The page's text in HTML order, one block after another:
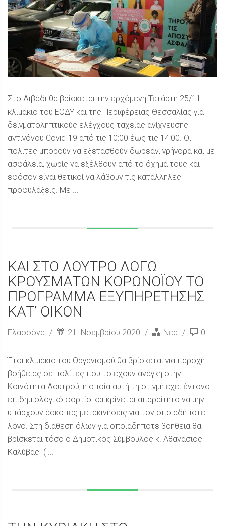
Στο Λιβάδι θα βρίσκεται την ερχόμενη Τετάρτη 25/11
κλιμάκιο του ΕΟΔΥ και της Περιφέρειας Θεσσαλίας για
δειγματοληπτικούς ελέγχους ταχείας ανίχνευσης
αντιγόνου Covid-19 από τις 10:00 έως τις 14:00. Οι
πολίτες μπορούν να εξετασθούν δωρεάν, γρήγορα και με
ασφάλεια, χωρίς να εξέλθουν από το όχημά τους και
εφόσον είναι θετικοί να λάβουν τις κατάλληλες
προφυλάξεις. Με ...
ΚΑΙ ΣΤΟ ΛΟΥΤΡΟ ΛΟΓΩ
ΚΡΟΥΣΜΑΤΩΝ ΚΟΡΩΝΟΪΟΥ ΤΟ
ΠΡΟΓΡΑΜΜΑ ΕΞΥΠΗΡΕΤΗΣΗΣ
ΚΑΤ’ ΟΙΚΟΝ
Ελασσόνα 21. Νοεμβρίου 2020 Νέα 0
Έτσι κλιμάκιο του Οργανισμού θα βρίσκεται για παροχή
βοήθειας σε πολίτες που το έχουν ανάγκη στην
Κοινότητα Λουτρού, η οποία αυτή τη στιγμή έχει έντονο
επιδημιολογικό φορτίο και κρίνεται απαραίτητο να μην
υπάρχουν άσκοπες μετακινήσεις για τον οποιαδήποτε
λόγο. Στη διάθεση όλων για οποιαδήποτε βοήθεια θα
βρίσκεται τόσο ο Δημοτικός Σύμβουλος κ. Αθανάσιος
Καλύβας ( ...